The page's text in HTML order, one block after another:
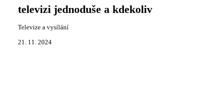
televizi jednoduše a kdekoliv
Televize a vysílání
21. 11. 2024